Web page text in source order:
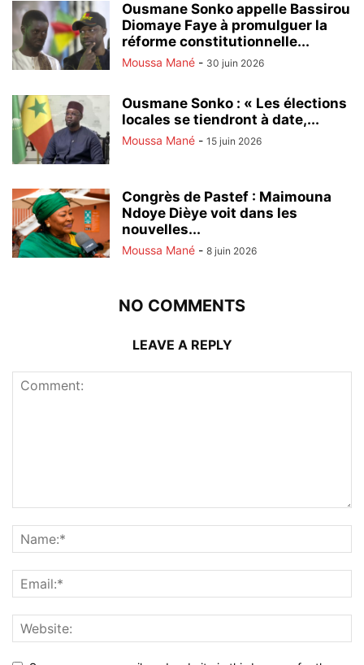
Ousmane Sonko appelle Bassirou
Diomaye Faye à promulguer la
réforme constitutionnelle...
Moussa Mané - 30 juin 2026
Ousmane Sonko : « Les élections
locales se tiendront à date,...
Moussa Mané - 15 juin 2026
Congrès de Pastef : Maimouna
Ndoye Dièye voit dans les
nouvelles...
Moussa Mané - 8 juin 2026
NO COMMENTS
LEAVE A REPLY